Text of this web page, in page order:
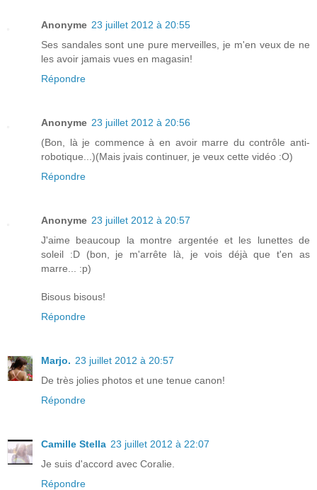
Anonyme 23 juillet 2012 à 20:55
Ses sandales sont une pure merveilles, je m'en veux de ne
les avoir jamais vues en magasin!
Répondre
Anonyme 23 juillet 2012 à 20:56
(Bon, là je commence à en avoir marre du contrôle anti-
robotique...)(Mais jvais continuer, je veux cette vidéo :O)
Répondre
Anonyme 23 juillet 2012 à 20:57
J'aime beaucoup la montre argentée et les lunettes de
soleil :D (bon, je m'arrête là, je vois déjà que t'en as
marre... :p)
Bisous bisous!
Répondre
Marjo. 23 juillet 2012 à 20:57
De très jolies photos et une tenue canon!
Répondre
Camille Stella 23 juillet 2012 à 22:07
Je suis d'accord avec Coralie.
Répondre